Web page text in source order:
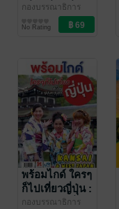
เที่ยวญี่ปุ่นที่
กองบรรณาธิการ
สำนักพิมพ์ฟอร์เวิร์ด
/ สำนักพิมพ์
No Rating
พร้อมไกด์ ใครๆ
ก็ไปเที่ยวญี่ปุ่น :
คันไซและญี่ปุ่น
กองบรรณาธิการ